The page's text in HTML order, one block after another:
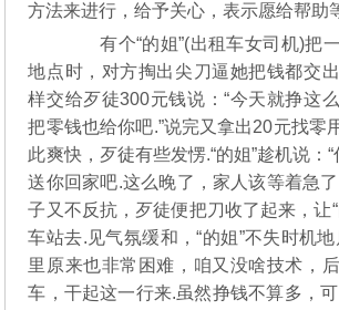
方法来进行，给予关心，表示愿给帮助
有个“的姐”(出租车女司机)把
地点时，对方掏出尖刀逼她把钱都交
样交给歹徒300元钱说：“今天就挣这
把零钱也给你吧.”说完又拿出20元找零
此爽快，歹徒有些发愣.“的姐”趁机说：
送你回家吧.这么晚了，家人该等着急了
子又不反抗，歹徒便把刀收了起来，让
车站去.见气氛缓和，“的姐”不失时机
里原来也非常困难，咱又没啥技术，
车，干起这一行来.虽然挣钱不算多，